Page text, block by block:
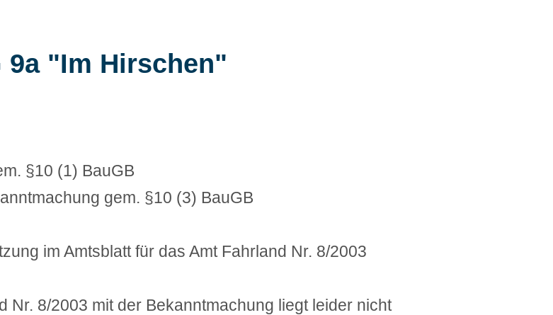
9a "Im Hirschen"
§10 (1) BauGB
gem. §10 (3) BauGB
im Amtsblatt für das Amt Fahrland Nr. 8/2003
Nr. 8/2003 mit der Bekanntmachung liegt leider nicht